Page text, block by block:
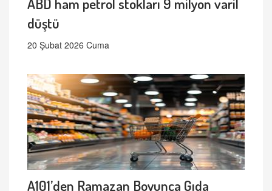
ABD ham petrol stokları 9 milyon varil
düştü
20 Şubat 2026 Cuma
A101’den Ramazan Boyunca Gıda